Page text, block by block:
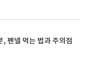
, 펜넬 먹는 법과 주의점